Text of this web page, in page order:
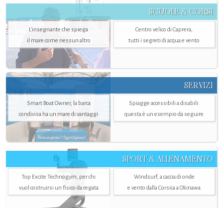
SCUOLE & CORSI
L'insegnante che spiega
il mare come nessun altro
Centro velico di Caprera,
tutti i segreti di acqua e vento
SERVIZI
Smart Boat Owner, la barca
condivisa ha un mare di vantaggi
Spiagge accessibili a disabili:
questa è un esempio da seguire
SPORT & ALLENAMENTO
Top Excite Technogym, per chi
vuol costruirsi un fisico da regata
Windsurf, a caccia di onde
e vento dalla Corsica a Okinawa